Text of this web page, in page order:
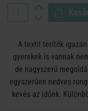
A textil terítők
gyerekek is vannak
de nagyszerű
egyszerűen nedves
kevés az időnk.